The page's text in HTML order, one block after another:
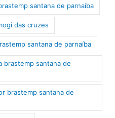
santana de parnaíba
das cruzes
santana de parnaíba
brastemp santana de
brastemp santana de